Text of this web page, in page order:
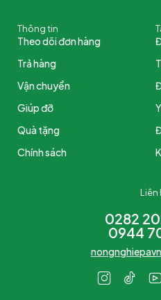
Thông tin
Theo dõi đơn hàng
Trả hàng
Vận chuyển
Giúp đỡ
Quà tặng
Chính sách
Liên
0282
0944